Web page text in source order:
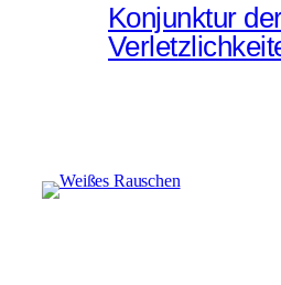
Konjunktur